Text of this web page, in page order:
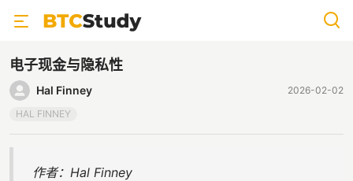
电子现金与隐私性
Hal Finney
2026-02-02
HAL FINNEY
作者：Hal Finney